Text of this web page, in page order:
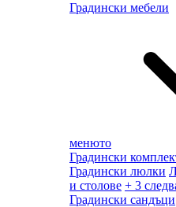
Градински мебели
менюто
Градински
Градински люлки
и столове + 3
Градински сандъци